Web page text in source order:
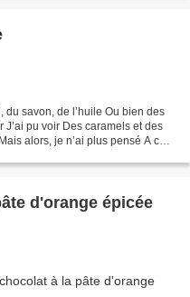
du savon, de l’huile Ou bien des
pu voir Des caramels et des
alors, je n’ai plus pensé A ce
d'orange épicée